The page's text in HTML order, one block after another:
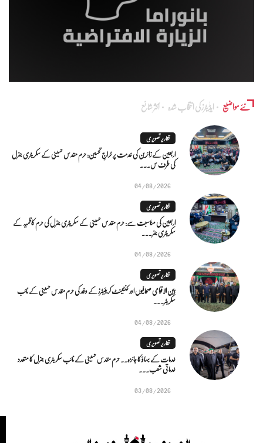
نئے مواضیع ایڈٰیٹرز کی انتخاب شدہ اکثر شائع
تقاریر تصویری
اربعین کے زائرین کی خدمت پر خراجِ تحسین: حرم مقدس حسینی کے سکریٹری جنرل
کی طرف س...
04/08/2026
تقاریر تصویری
اربعین کی مناسبت سے: حرم مقدس حسینی کے سکریٹری جنرل کی حرم کاظمیہ کے
سکریٹری جنر...
04/08/2026
تقاریر تصویری
بین الاقوامی صحافیوں اور کنٹینٹ کریئیٹرز کے وفد کی حرم مقدس حسینی کے نائب
سکریٹر...
04/08/2026
تقاریر تصویری
خدمات کے بہاؤ کا جائزہ.. حرم مقدس حسینی کے نائب سکریٹری جنرل کا متعدد
خدماتی شعب...
03/08/2026